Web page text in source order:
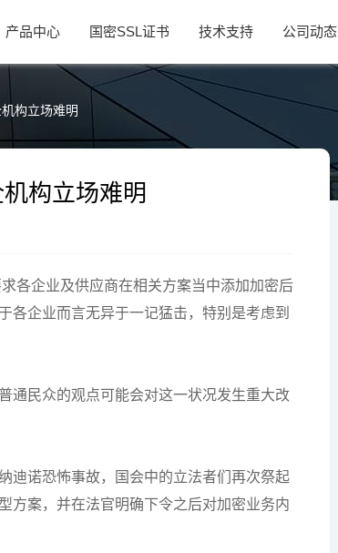
产品中心 国密SSL证书 技术支持 公司动态
构立场难明
构立场难明
各企业及供应商在相关方案当中添加加密后
企业而言无异于一记猛击，特别是考虑到
通民众的观点可能会对这一状况发生重大改
迪诺恐怖事故，国会中的立法者们再次祭起
方案，并在法官明确下令之后对加密业务内